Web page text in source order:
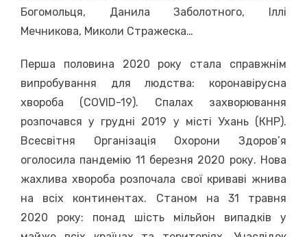
Богомольця, Данила Заболотного, Іллі
Мечникова, Миколи Стражеска…
Перша половина 2020 року стала справжнім
випробування для людства: коронавірусна
хвороба (COVID-19). Спалах захворювання
розпочався у грудні 2019 у місті Ухань (КНР).
Всесвітня Організація Охорони Здоров’я
оголосила пандемію 11 березня 2020 року. Нова
жахлива хвороба розпочала свої криваві жнива
на всіх континентах. Станом на 31 травня
2020 року: понад шість мільйон випадків у